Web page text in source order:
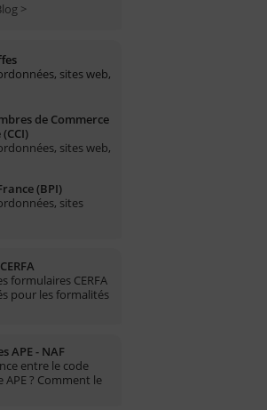
>
sites web,
de Commerce
sites web,
(BPI)
sites
formulaires CERFA
pour les formalités
APE - NAF
entre le code
APE ? Comment le